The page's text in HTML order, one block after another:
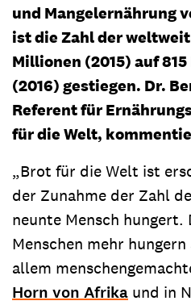
und Mangelernährung
ist die Zahl der
Millionen (2015) auf
(2016) gestiegen. Dr.
Referent für
für die Welt,
„Brot für die Welt ist
der Zunahme der Zahl
neunte Mensch
Menschen mehr
allem
Horn von Afrika und in